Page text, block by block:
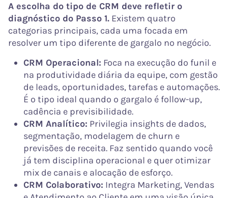
A escolha do tipo de CRM deve refletir o
diagnóstico do Passo 1. Existem quatro
categorias principais, cada uma focada em
resolver um tipo diferente de gargalo no negócio.
CRM Operacional: Foca na execução do funil e
na produtividade diária da equipe, com gestão
de leads, oportunidades, tarefas e automações.
É o tipo ideal quando o gargalo é follow-up,
cadência e previsibilidade.
CRM Analítico: Privilegia insights de dados,
segmentação, modelagem de churn e
previsões de receita. Faz sentido quando você
já tem disciplina operacional e quer otimizar
mix de canais e alocação de esforço.
CRM Colaborativo: Integra Marketing, Vendas